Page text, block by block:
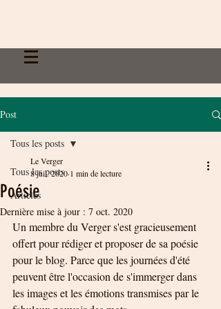
Post
Tous les posts
Articles
Tous les posts
Poésie
Le Verger
8 juil. 2020 1 min de lecture
Dernière mise à jour : 7 oct. 2020
Un membre du Verger s'est gracieusement
offert pour rédiger et proposer de sa poésie
pour le blog. Parce que les journées d'été
peuvent être l'occasion de s'immerger dans
les images et les émotions transmises par le